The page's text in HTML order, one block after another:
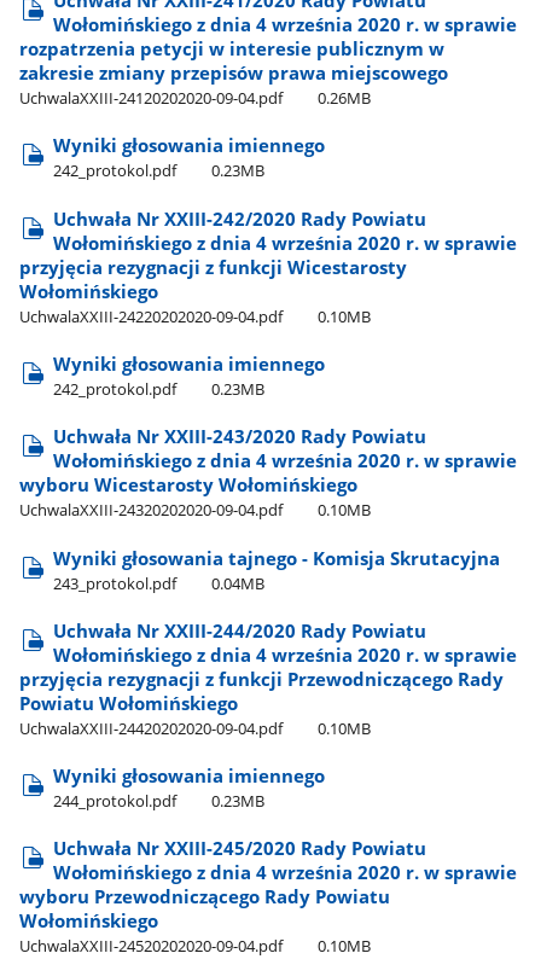
Wołomińskiego z dnia 4 września 2020 r. w sprawie
rozpatrzenia petycji w interesie publicznym w
zakresie zmiany przepisów prawa miejscowego
UchwalaXXIII-24120202020-09-04.pdf 0.26MB
Wyniki głosowania imiennego
242​_protokol.pdf 0.23MB
Uchwała Nr XXIII-242/2020 Rady Powiatu
Wołomińskiego z dnia 4 września 2020 r. w sprawie
przyjęcia rezygnacji z funkcji Wicestarosty
Wołomińskiego
UchwalaXXIII-24220202020-09-04.pdf 0.10MB
Wyniki głosowania imiennego
242​_protokol.pdf 0.23MB
Uchwała Nr XXIII-243/2020 Rady Powiatu
Wołomińskiego z dnia 4 września 2020 r. w sprawie
wyboru Wicestarosty Wołomińskiego
UchwalaXXIII-24320202020-09-04.pdf 0.10MB
Wyniki głosowania tajnego - Komisja Skrutacyjna
243​_protokol.pdf 0.04MB
Uchwała Nr XXIII-244/2020 Rady Powiatu
Wołomińskiego z dnia 4 września 2020 r. w sprawie
przyjęcia rezygnacji z funkcji Przewodniczącego Rady
Powiatu Wołomińskiego
UchwalaXXIII-24420202020-09-04.pdf 0.10MB
Wyniki głosowania imiennego
244​_protokol.pdf 0.23MB
Uchwała Nr XXIII-245/2020 Rady Powiatu
Wołomińskiego z dnia 4 września 2020 r. w sprawie
wyboru Przewodniczącego Rady Powiatu
Wołomińskiego
UchwalaXXIII-24520202020-09-04.pdf 0.10MB